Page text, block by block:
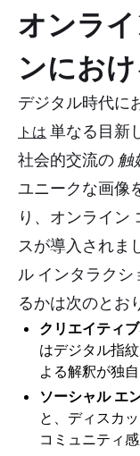
オンラ
ンにお
デジタル時代に
トは 単なる目新
社会的交流の 触
ユニークな画像
り、オンライン
スが導入されま
ル インタラク
るかは次のとお
クリエイティ
はデジタル指
よる解釈が独
ソーシャル エ
と、ディスカ
コミュニティ